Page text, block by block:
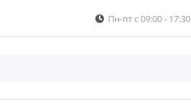
Пн-пт с 09:00 - 17:30